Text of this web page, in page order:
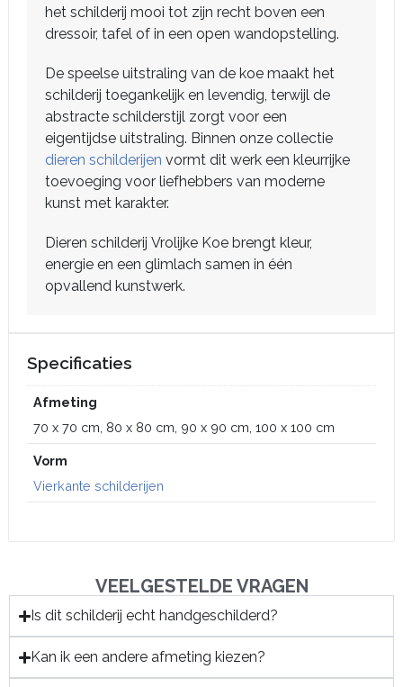
het schilderij mooi tot zijn recht boven een
dressoir, tafel of in een open wandopstelling.
De speelse uitstraling van de koe maakt het
schilderij toegankelijk en levendig, terwijl de
abstracte schilderstijl zorgt voor een
eigentijdse uitstraling. Binnen onze collectie
dieren schilderijen vormt dit werk een kleurrijke
toevoeging voor liefhebbers van moderne
kunst met karakter.
Dieren schilderij Vrolijke Koe brengt kleur,
energie en een glimlach samen in één
opvallend kunstwerk.
Specificaties
Afmeting
70 x 70 cm, 80 x 80 cm, 90 x 90 cm, 100 x 100 cm
Vorm
Vierkante schilderijen
VEELGESTELDE VRAGEN
Is dit schilderij echt handgeschilderd?
Kan ik een andere afmeting kiezen?